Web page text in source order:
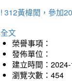
312黃椲閎，參加
文
榮譽事項：
發佈單位：
建立時間：
瀏覽次數：454